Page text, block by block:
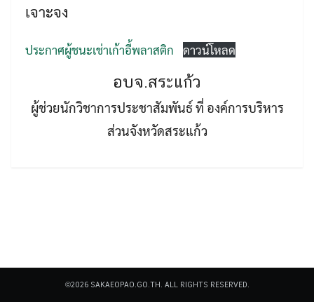
for:
Search
เจาะจง
ประกาศผู้ชนะเช่าเก้าอี้พลาสติก ดาวน์โหลด
อบจ.สระแก้ว
ผู้ช่วยนักวิชาการประชาสัมพันธ์ ที่ องค์การบริหาร
ส่วนจังหวัดสระแก้ว
©2026 SAKAEOPAO.GO.TH. ALL RIGHTS RESERVED.